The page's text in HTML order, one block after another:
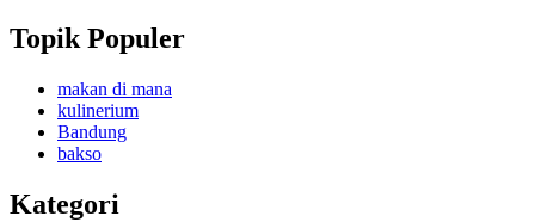
Topik Populer
makan di mana
kulinerium
Bandung
bakso
Kategori